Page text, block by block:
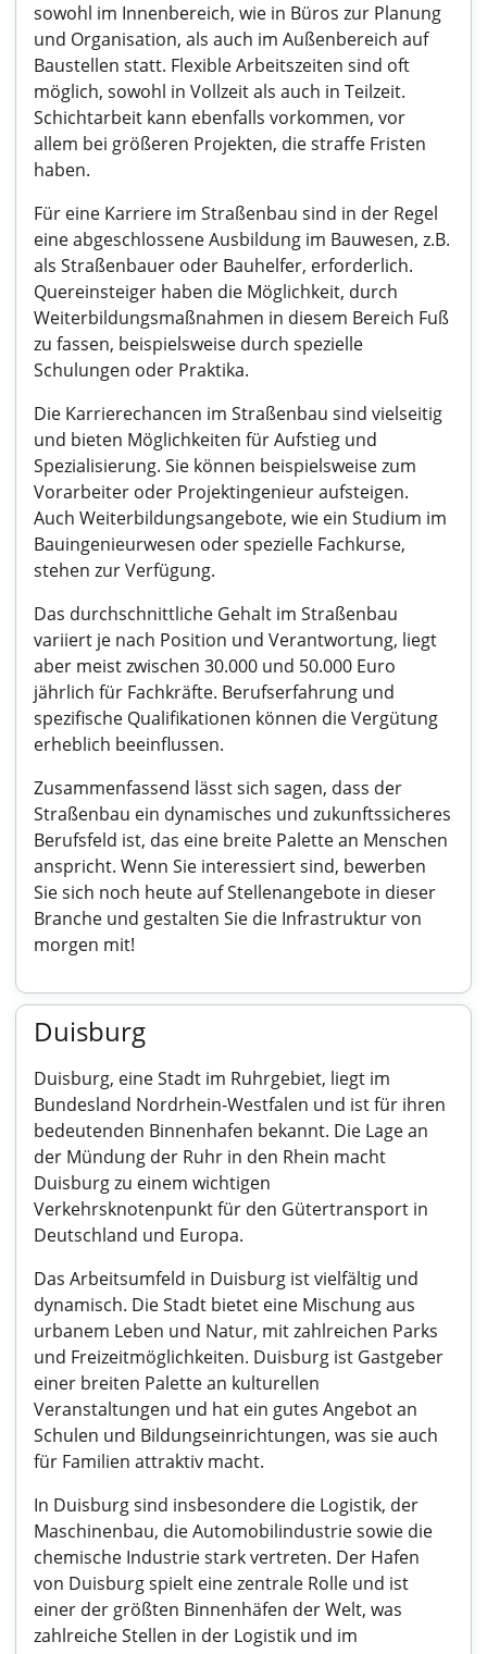
sowohl im Innenbereich, wie in Büros zur Planung
und Organisation, als auch im Außenbereich auf
Baustellen statt. Flexible Arbeitszeiten sind oft
möglich, sowohl in Vollzeit als auch in Teilzeit.
Schichtarbeit kann ebenfalls vorkommen, vor
allem bei größeren Projekten, die straffe Fristen
haben.
Für eine Karriere im Straßenbau sind in der Regel
eine abgeschlossene Ausbildung im Bauwesen, z.B.
als Straßenbauer oder Bauhelfer, erforderlich.
Quereinsteiger haben die Möglichkeit, durch
Weiterbildungsmaßnahmen in diesem Bereich Fuß
zu fassen, beispielsweise durch spezielle
Schulungen oder Praktika.
Die Karrierechancen im Straßenbau sind vielseitig
und bieten Möglichkeiten für Aufstieg und
Spezialisierung. Sie können beispielsweise zum
Vorarbeiter oder Projektingenieur aufsteigen.
Auch Weiterbildungsangebote, wie ein Studium im
Bauingenieurwesen oder spezielle Fachkurse,
stehen zur Verfügung.
Das durchschnittliche Gehalt im Straßenbau
variiert je nach Position und Verantwortung, liegt
aber meist zwischen 30.000 und 50.000 Euro
jährlich für Fachkräfte. Berufserfahrung und
spezifische Qualifikationen können die Vergütung
erheblich beeinflussen.
Zusammenfassend lässt sich sagen, dass der
Straßenbau ein dynamisches und zukunftssicheres
Berufsfeld ist, das eine breite Palette an Menschen
anspricht. Wenn Sie interessiert sind, bewerben
Sie sich noch heute auf Stellenangebote in dieser
Branche und gestalten Sie die Infrastruktur von
morgen mit!
Duisburg
Duisburg, eine Stadt im Ruhrgebiet, liegt im
Bundesland Nordrhein-Westfalen und ist für ihren
bedeutenden Binnenhafen bekannt. Die Lage an
der Mündung der Ruhr in den Rhein macht
Duisburg zu einem wichtigen
Verkehrsknotenpunkt für den Gütertransport in
Deutschland und Europa.
Das Arbeitsumfeld in Duisburg ist vielfältig und
dynamisch. Die Stadt bietet eine Mischung aus
urbanem Leben und Natur, mit zahlreichen Parks
und Freizeitmöglichkeiten. Duisburg ist Gastgeber
einer breiten Palette an kulturellen
Veranstaltungen und hat ein gutes Angebot an
Schulen und Bildungseinrichtungen, was sie auch
für Familien attraktiv macht.
In Duisburg sind insbesondere die Logistik, der
Maschinenbau, die Automobilindustrie sowie die
chemische Industrie stark vertreten. Der Hafen
von Duisburg spielt eine zentrale Rolle und ist
einer der größten Binnenhäfen der Welt, was
zahlreiche Stellen in der Logistik und im